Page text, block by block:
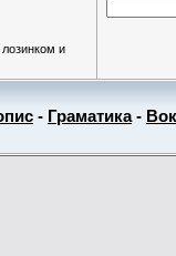
и
- Граматика-